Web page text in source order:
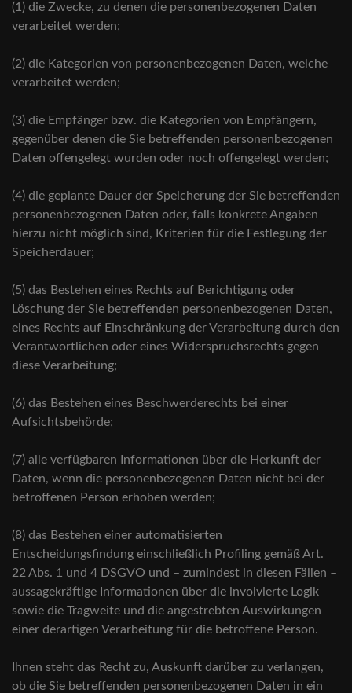
(1) die Zwecke, zu denen die personenbezogenen Daten
verarbeitet werden;
(2) die Kategorien von personenbezogenen Daten, welche
verarbeitet werden;
(3) die Empfänger bzw. die Kategorien von Empfängern,
gegenüber denen die Sie betreffenden personenbezogenen
Daten offengelegt wurden oder noch offengelegt werden;
(4) die geplante Dauer der Speicherung der Sie betreffenden
personenbezogenen Daten oder, falls konkrete Angaben
hierzu nicht möglich sind, Kriterien für die Festlegung der
Speicherdauer;
(5) das Bestehen eines Rechts auf Berichtigung oder
Löschung der Sie betreffenden personenbezogenen Daten,
eines Rechts auf Einschränkung der Verarbeitung durch den
Verantwortlichen oder eines Widerspruchsrechts gegen
diese Verarbeitung;
(6) das Bestehen eines Beschwerderechts bei einer
Aufsichtsbehörde;
(7) alle verfügbaren Informationen über die Herkunft der
Daten, wenn die personenbezogenen Daten nicht bei der
betroffenen Person erhoben werden;
(8) das Bestehen einer automatisierten
Entscheidungsfindung einschließlich Profiling gemäß Art.
22 Abs. 1 und 4 DSGVO und – zumindest in diesen Fällen –
aussagekräftige Informationen über die involvierte Logik
sowie die Tragweite und die angestrebten Auswirkungen
einer derartigen Verarbeitung für die betroffene Person.
Ihnen steht das Recht zu, Auskunft darüber zu verlangen,
ob die Sie betreffenden personenbezogenen Daten in ein